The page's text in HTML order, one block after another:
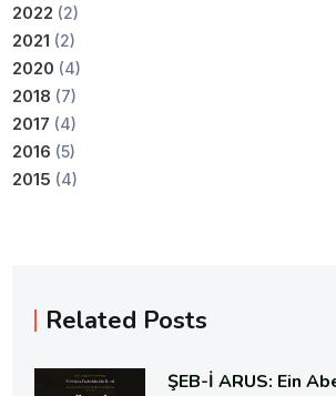
2022 (2)
2021 (2)
2020 (4)
2018 (7)
2017 (4)
2016 (5)
2015 (4)
Related Posts
ŞEB-İ ARUS: Ein